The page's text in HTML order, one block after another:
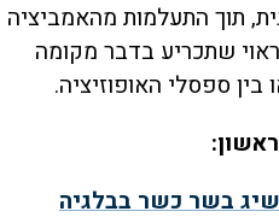
תוך התעלמות מהאמביציה
שתכריע בדבר מקומה
ספסלי האופוזיציה.
בשר כשר בבלגיה